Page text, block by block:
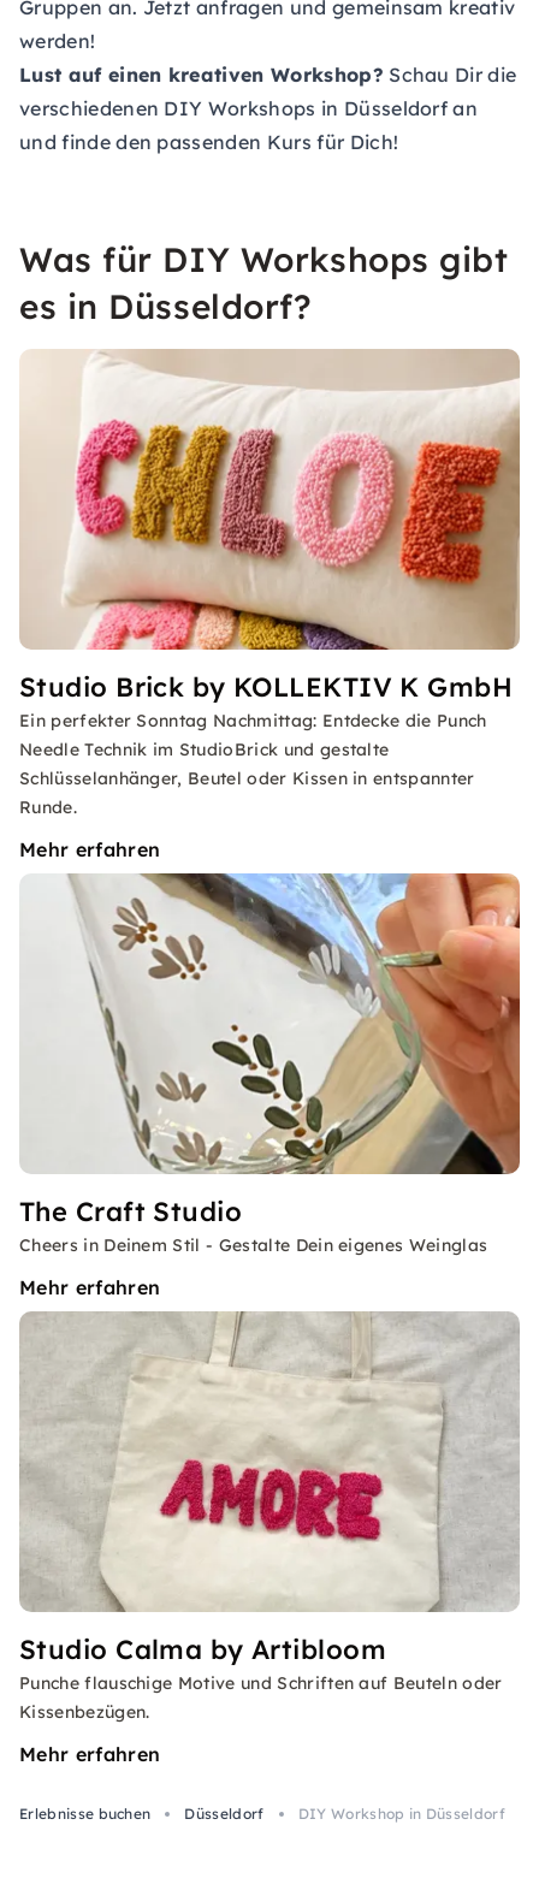
Gruppen an. Jetzt anfragen und gemeinsam kreativ
werden!
Lust auf einen kreativen Workshop? Schau Dir die
verschiedenen DIY Workshops in Düsseldorf an
und finde den passenden Kurs für Dich!
Was für DIY Workshops gibt
es in Düsseldorf?
Studio Brick by KOLLEKTIV K GmbH
Ein perfekter Sonntag Nachmittag: Entdecke die Punch
Needle Technik im StudioBrick und gestalte
Schlüsselanhänger, Beutel oder Kissen in entspannter
Runde.
Mehr erfahren
The Craft Studio
Cheers in Deinem Stil - Gestalte Dein eigenes Weinglas
Mehr erfahren
Studio Calma by Artibloom
Punche flauschige Motive und Schriften auf Beuteln oder
Kissenbezügen.
Mehr erfahren
Erlebnisse buchen Düsseldorf DIY Workshop in Düsseldorf